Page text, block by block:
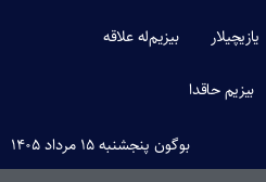
یازیچیلار بیزیم‌له علاقه
بیزیم حاقدا
بوگون پنجشنبه ۱۵ مرداد ۱۴۰۵